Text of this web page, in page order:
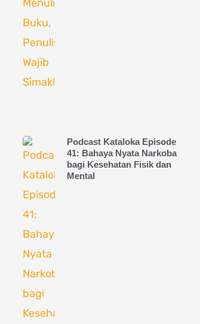
Podcast Kataloka Episode
41: Bahaya Nyata Narkoba
bagi Kesehatan Fisik dan
Mental